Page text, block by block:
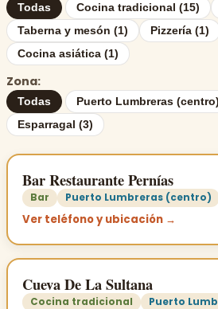
Todas Cocina tradicional (15)
Taberna y mesón (1)
Pizzería (1)
Cocina asiática (1)
Zona:
Todas
Puerto Lumbreras
Esparragal (3)
Bar Restaurante Pernías
Bar Puerto Lumbreras (centro)
Ver teléfono y ubicación →
Cueva De La Sultana
Cocina tradicional Puerto